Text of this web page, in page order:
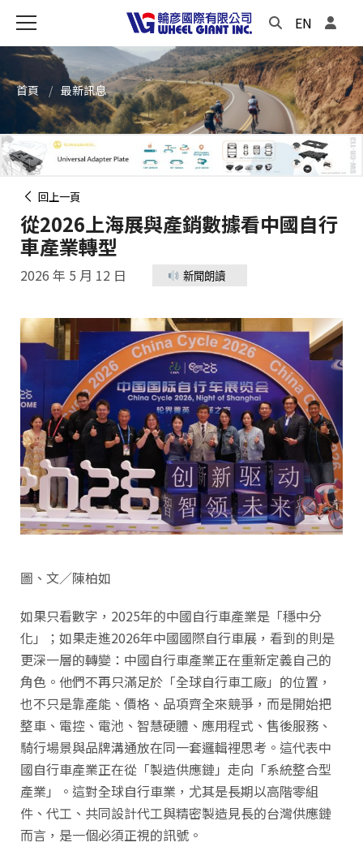
EN
首頁 最新訊息
回上一頁
從2026上海展與產銷數據看中國自行
車產業轉型
2026 年 5 月 12 日 新聞朗讀
圖、文／陳柏如
如果只看數字，2025年的中國自行車產業是「穩中分
化」；如果走進2026年中國國際自行車展，看到的則是
更深一層的轉變：中國自行車產業正在重新定義自己的
角色。他們不再只滿足於「全球自行車工廠」的位置，
也不只是靠產能、價格、品項齊全來競爭，而是開始把
整車、電控、電池、智慧硬體、應用程式、售後服務、
騎行場景與品牌溝通放在同一套邏輯裡思考。這代表中
國自行車產業正在從「製造供應鏈」走向「系統整合型
產業」。這對全球自行車業，尤其是長期以高階零組
件、代工、共同設計代工與精密製造見長的台灣供應鏈
而言，是一個必須正視的訊號。